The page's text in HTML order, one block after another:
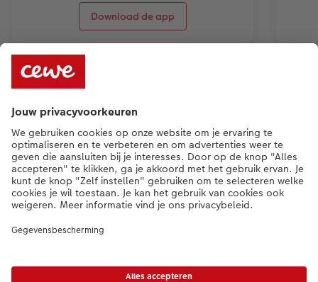
Download de app
Betaalopties
Kwaliteit & zekerheid
Duurzaamheid
Service